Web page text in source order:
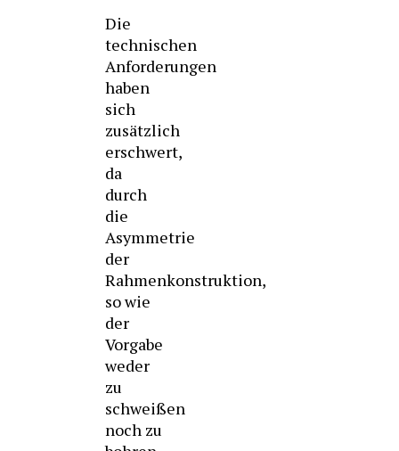
Die
technischen
Anforderungen
haben
sich
zusätzlich
erschwert,
da
durch
die
Asymmetrie
der
Rahmenkonstruktion,
so wie
der
Vorgabe
weder
zu
schweißen
noch zu